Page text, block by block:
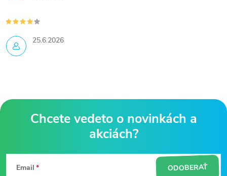
25.6.2026
á
Email ODOBERAŤ